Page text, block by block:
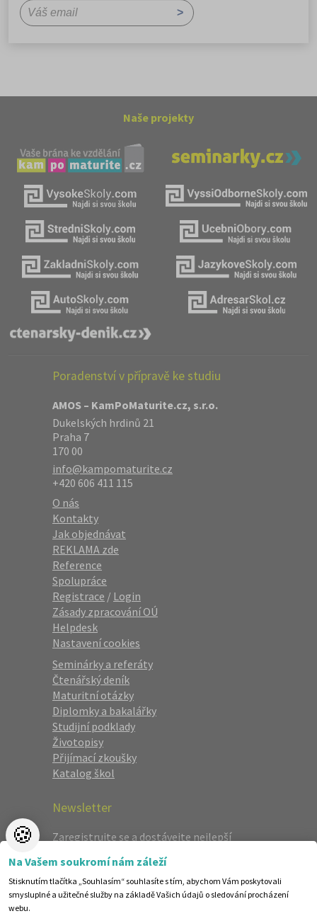
Naše projekty
Poradenství v přípravě ke studiu
AMOS – KamPoMaturite.cz, s.r.o.
Dukelských hrdinů 21
Praha 7
170 00
info@kampomaturite.cz
+420 606 411 115
O nás
Kontakty
Jak objednávat
REKLAMA zde
Reference
Spolupráce
Registrace / Login
Zásady zpracování OÚ
Helpdesk
Nastavení cookies
Seminárky a referáty
Čtenářský deník
Maturitní otázky
Diplomky a bakalářky
Studijní podklady
Životopisy
Přijímací zkoušky
Katalog škol
Newsletter
Zaregistrujte se a dostávejte nejlepší
🍪
Na Vašem soukromí nám záleží
Stisknutím tlačítka „Souhlasím“ souhlasíte s tím, abychom Vám poskytovali
smysluplné a užitečné služby na základě Vašich údajů o sledování procházení
webu.